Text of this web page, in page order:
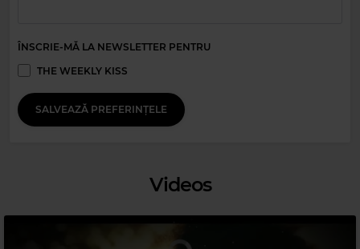
OS DIGITALISTAS –INVISIBLE TOUCH (FEAT MONIQUE)
ÎNSCRIE-MĂ LA NEWSLETTER PENTRU
THE WEEKLY KISS
SALVEAZĂ PREFERINȚELE
Videos